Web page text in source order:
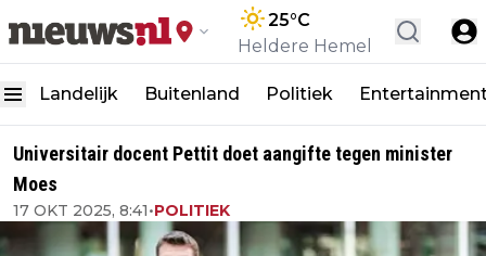
25°C
Heldere Hemel
Landelijk Buitenland Politiek
Universitair docent Pettit doet aangifte tegen minister
Moes
17 OKT 2025, 8:41•POLITIEK